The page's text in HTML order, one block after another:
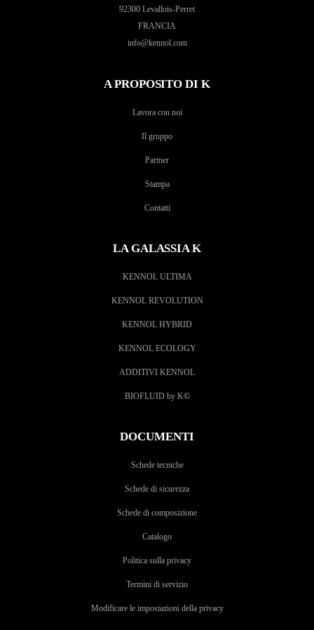
92300 Levallois-Perret
FRANCIA
info@kennol.com
A PROPOSITO DI K
Lavora con noi
Il gruppo
Partner
Stampa
Contatti
LA GALASSIA K
KENNOL ULTIMA
KENNOL REVOLUTION
KENNOL HYBRID
KENNOL ECOLOGY
ADDITIVI KENNOL
BIOFLUID by K©
DOCUMENTI
Schede tecniche
Schede di sicurezza
Schede di composizione
Catalogo
Politica sulla privacy
Termini di servizio
Modificare le impostazioni della privacy